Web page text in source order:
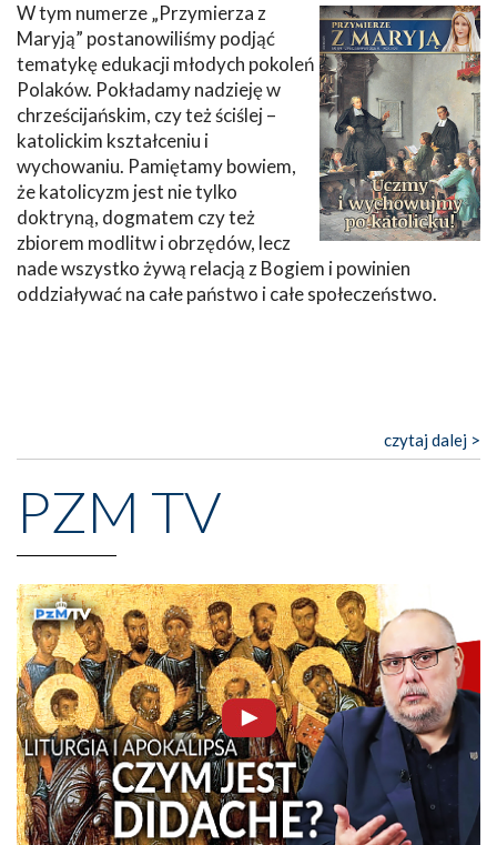
W tym numerze „Przymierza z
Maryją” postanowiliśmy podjąć
tematykę edukacji młodych pokoleń
Polaków. Pokładamy nadzieję w
chrześcijańskim, czy też ściślej –
katolickim kształceniu i
wychowaniu. Pamiętamy bowiem,
że katolicyzm jest nie tylko
doktryną, dogmatem czy też
zbiorem modlitw i obrzędów, lecz
nade wszystko żywą relacją z Bogiem i powinien
oddziaływać na całe państwo i całe społeczeństwo.
czytaj dalej >
PZM TV